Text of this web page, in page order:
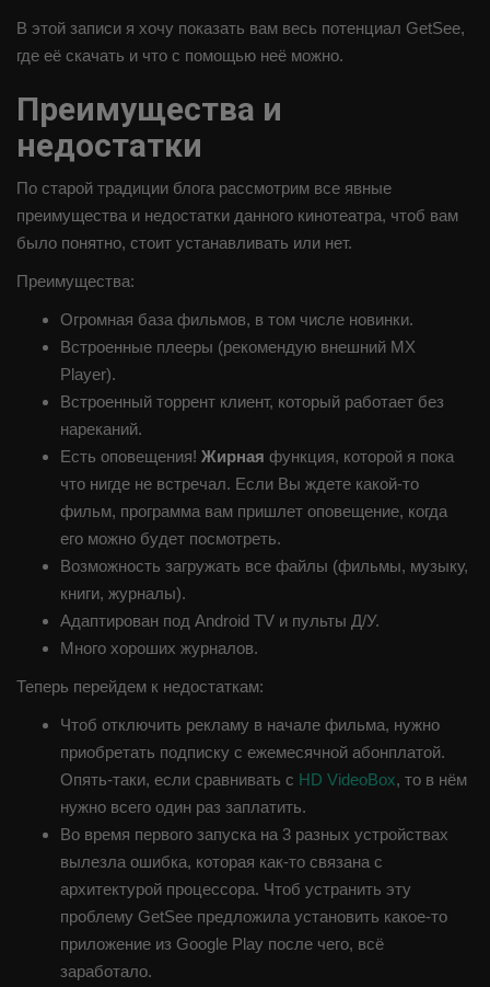
В этой записи я хочу показать вам весь потенциал GetSee,
где её скачать и что с помощью неё можно.
Преимущества и
недостатки
По старой традиции блога рассмотрим все явные
преимущества и недостатки данного кинотеатра, чтоб вам
было понятно, стоит устанавливать или нет.
Преимущества:
Огромная база фильмов, в том числе новинки.
Встроенные плееры (рекомендую внешний MX
Player).
Встроенный торрент клиент, который работает без
нареканий.
Есть оповещения! Жирная функция, которой я пока
что нигде не встречал. Если Вы ждете какой-то
фильм, программа вам пришлет оповещение, когда
его можно будет посмотреть.
Возможность загружать все файлы (фильмы, музыку,
книги, журналы).
Адаптирован под Android TV и пульты Д/У.
Много хороших журналов.
Теперь перейдем к недостаткам:
Чтоб отключить рекламу в начале фильма, нужно
приобретать подписку с ежемесячной абонплатой.
Опять-таки, если сравнивать с HD VideoBox, то в нём
нужно всего один раз заплатить.
Во время первого запуска на 3 разных устройствах
вылезла ошибка, которая как-то связана с
архитектурой процессора. Чтоб устранить эту
проблему GetSee предложила установить какое-то
приложение из Google Play после чего, всё
заработало.